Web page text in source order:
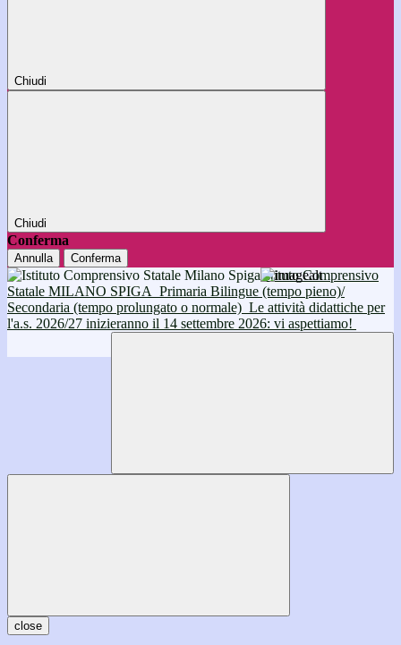
Chiudi
Chiudi
Conferma
Annulla Conferma
Istituto Comprensivo
Statale MILANO SPIGA Primaria Bilingue (tempo pieno)/
Secondaria (tempo prolungato o normale) Le attività didattiche per
l'a.s. 2026/27 inizieranno il 14 settembre 2026: vi aspettiamo!
close